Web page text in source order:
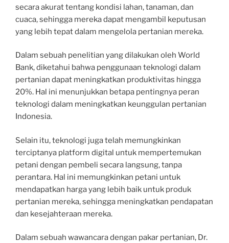
secara akurat tentang kondisi lahan, tanaman, dan
cuaca, sehingga mereka dapat mengambil keputusan
yang lebih tepat dalam mengelola pertanian mereka.
Dalam sebuah penelitian yang dilakukan oleh World
Bank, diketahui bahwa penggunaan teknologi dalam
pertanian dapat meningkatkan produktivitas hingga
20%. Hal ini menunjukkan betapa pentingnya peran
teknologi dalam meningkatkan keunggulan pertanian
Indonesia.
Selain itu, teknologi juga telah memungkinkan
terciptanya platform digital untuk mempertemukan
petani dengan pembeli secara langsung, tanpa
perantara. Hal ini memungkinkan petani untuk
mendapatkan harga yang lebih baik untuk produk
pertanian mereka, sehingga meningkatkan pendapatan
dan kesejahteraan mereka.
Dalam sebuah wawancara dengan pakar pertanian, Dr.